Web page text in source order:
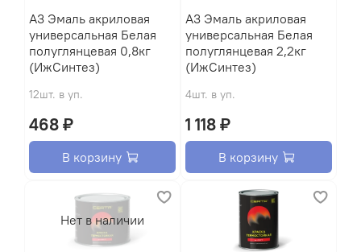
A3 Эмаль акриловая
универсальная Белая
полуглянцевая 0,8кг
(ИжСинтез)
12шт. в уп.
468 ₽
В корзину
A3 Эмаль акриловая
универсальная Белая
полуглянцевая 2,2кг
(ИжСинтез)
4шт. в уп.
1 118 ₽
В корзину
Нет в наличии